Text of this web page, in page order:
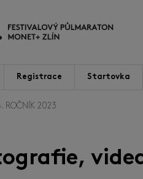
Registrace Startovka
ROČNÍK 2023